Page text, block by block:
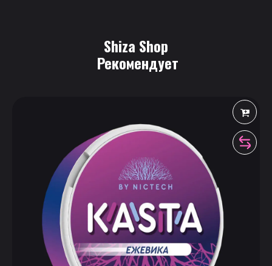
Shiza Shop
Рекомендует